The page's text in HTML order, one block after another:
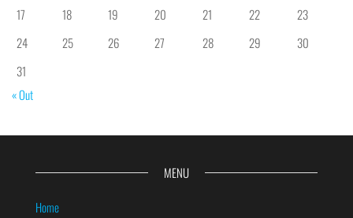
17
18 19 20 21 22
23
24
25 26 27 28 29
30
31
« Out
MENU
Home